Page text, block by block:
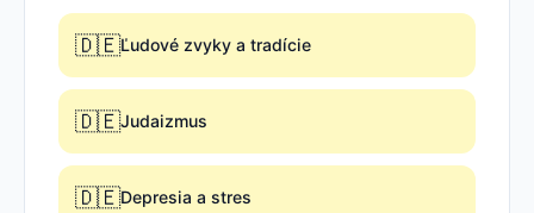
🇩🇪Ľudové zvyky a tradície
🇩🇪Judaizmus
🇩🇪Depresia a stres